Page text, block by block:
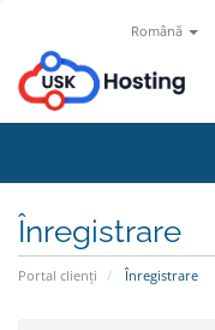
Română
Înregistrare
Portal clienți Înregistrare